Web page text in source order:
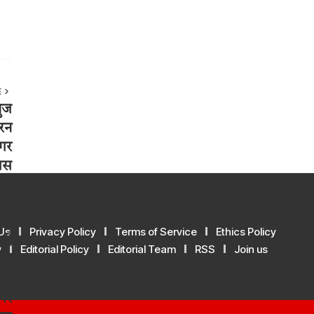
Privacy Policy Terms of Service
Ethics Policy
Editorial Policy Editorial Team RSS Join us